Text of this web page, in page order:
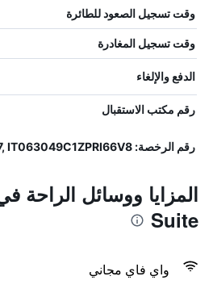
وقت تسجيل الصعود للطائرة
وقت تسجيل المغادرة
الدفع والإلغاء
رقم مكتب الاستقبال
رقم الرخصة: 15063049EXT0927, IT063049C1ZPRI66V8
Suite
واي فاي مجاني